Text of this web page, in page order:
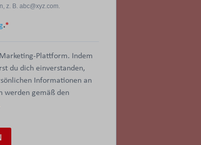
z. B. abc@xyz.com.
.
Plattform. Indem
du dich einverstanden,
Informationen an
werden gemäß den